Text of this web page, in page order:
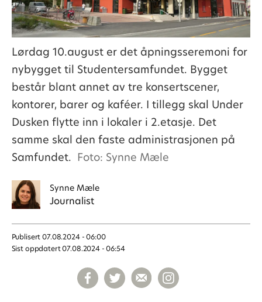
Lørdag 10.august er det åpningsseremoni for
nybygget til Studentersamfundet. Bygget
består blant annet av tre konsertscener,
kontorer, barer og kaféer. I tillegg skal Under
Dusken flytte inn i lokaler i 2.etasje. Det
samme skal den faste administrasjonen på
Samfundet. Foto: Synne Mæle
Synne Mæle
Journalist
Publisert
07.08.2024 - 06:00
Sist oppdatert
07.08.2024 - 06:54